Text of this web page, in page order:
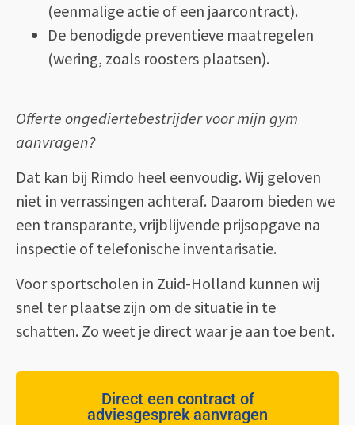
(eenmalige actie of een jaarcontract).
De benodigde preventieve maatregelen
(wering, zoals roosters plaatsen).
Offerte ongediertebestrijder voor mijn gym
aanvragen?
Dat kan bij Rimdo heel eenvoudig. Wij geloven
niet in verrassingen achteraf. Daarom bieden we
een transparante, vrijblijvende prijsopgave na
inspectie of telefonische inventarisatie.
Voor sportscholen in Zuid-Holland kunnen wij
snel ter plaatse zijn om de situatie in te
schatten. Zo weet je direct waar je aan toe bent.
Direct een contract of
adviesgesprek aanvragen